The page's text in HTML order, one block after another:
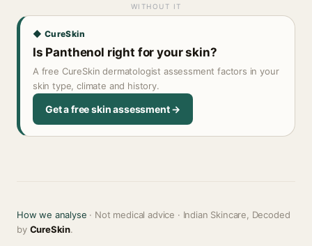
WITHOUT IT
◆ CureSkin
Is Panthenol right for your skin?
A free CureSkin dermatologist assessment factors in your
skin type, climate and history.
Get a free skin assessment →
How we analyse · Not medical advice · Indian Skincare, Decoded
by CureSkin.